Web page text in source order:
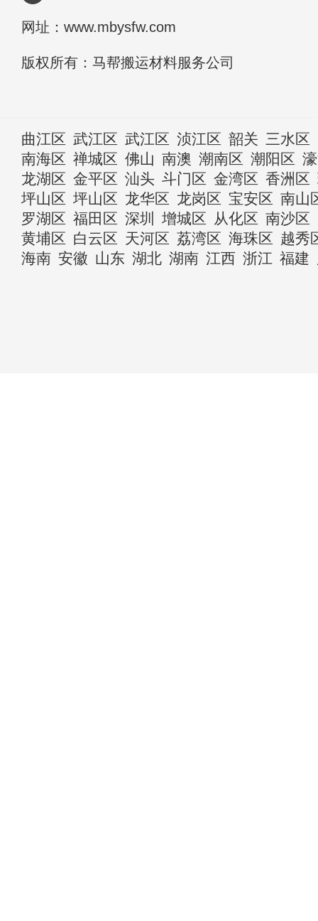
网址：www.mbysfw.com
版权所有：马帮搬运材料服务公司
曲江区 武江区 武江区 浈江区 韶关 三水区
南海区 禅城区 佛山 南澳 潮南区 潮阳区
龙湖区 金平区 汕头 斗门区 金湾区 香洲区
坪山区 坪山区 龙华区 龙岗区 宝安区 南山
罗湖区 福田区 深圳 增城区 从化区 南沙区
黄埔区 白云区 天河区 荔湾区 海珠区 越秀
海南 安徽 山东 湖北 湖南 江西 浙江 福建